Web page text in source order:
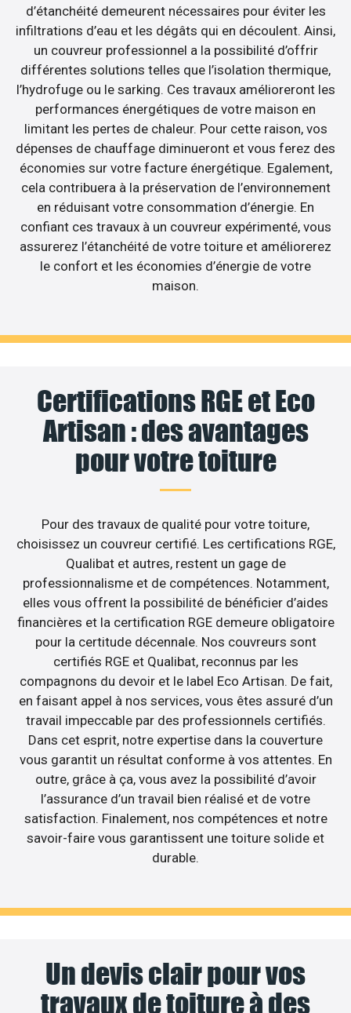
d’étanchéité demeurent nécessaires pour éviter les
infiltrations d’eau et les dégâts qui en découlent. Ainsi,
un couvreur professionnel a la possibilité d’offrir
différentes solutions telles que l’isolation thermique,
l’hydrofuge ou le sarking. Ces travaux amélioreront les
performances énergétiques de votre maison en
limitant les pertes de chaleur. Pour cette raison, vos
dépenses de chauffage diminueront et vous ferez des
économies sur votre facture énergétique. Egalement,
cela contribuera à la préservation de l’environnement
en réduisant votre consommation d’énergie. En
confiant ces travaux à un couvreur expérimenté, vous
assurerez l’étanchéité de votre toiture et améliorerez
le confort et les économies d’énergie de votre
maison.
Certifications RGE et Eco
Artisan : des avantages
pour votre toiture
Pour des travaux de qualité pour votre toiture,
choisissez un couvreur certifié. Les certifications RGE,
Qualibat et autres, restent un gage de
professionnalisme et de compétences. Notamment,
elles vous offrent la possibilité de bénéficier d’aides
financières et la certification RGE demeure obligatoire
pour la certitude décennale. Nos couvreurs sont
certifiés RGE et Qualibat, reconnus par les
compagnons du devoir et le label Eco Artisan. De fait,
en faisant appel à nos services, vous êtes assuré d’un
travail impeccable par des professionnels certifiés.
Dans cet esprit, notre expertise dans la couverture
vous garantit un résultat conforme à vos attentes. En
outre, grâce à ça, vous avez la possibilité d’avoir
l’assurance d’un travail bien réalisé et de votre
satisfaction. Finalement, nos compétences et notre
savoir-faire vous garantissent une toiture solide et
durable.
Un devis clair pour vos
travaux de toiture à des